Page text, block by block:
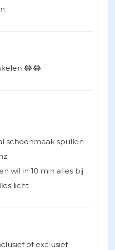
😂😂
schoonmaak spullen
wil in 10 min alles bij
licht
of exclusief